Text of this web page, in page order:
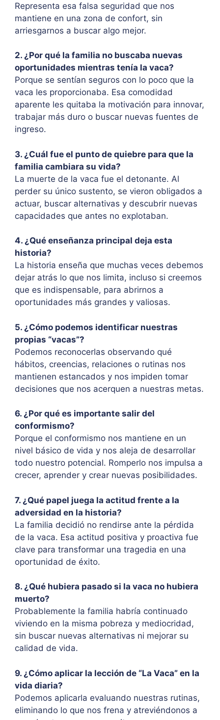
Representa esa falsa seguridad que nos
mantiene en una zona de confort, sin
arriesgarnos a buscar algo mejor.
2. ¿Por qué la familia no buscaba nuevas
oportunidades mientras tenía la vaca?
Porque se sentían seguros con lo poco que la
vaca les proporcionaba. Esa comodidad
aparente les quitaba la motivación para innovar,
trabajar más duro o buscar nuevas fuentes de
ingreso.
3. ¿Cuál fue el punto de quiebre para que la
familia cambiara su vida?
La muerte de la vaca fue el detonante. Al
perder su único sustento, se vieron obligados a
actuar, buscar alternativas y descubrir nuevas
capacidades que antes no explotaban.
4. ¿Qué enseñanza principal deja esta
historia?
La historia enseña que muchas veces debemos
dejar atrás lo que nos limita, incluso si creemos
que es indispensable, para abrirnos a
oportunidades más grandes y valiosas.
5. ¿Cómo podemos identificar nuestras
propias “vacas”?
Podemos reconocerlas observando qué
hábitos, creencias, relaciones o rutinas nos
mantienen estancados y nos impiden tomar
decisiones que nos acerquen a nuestras metas.
6. ¿Por qué es importante salir del
conformismo?
Porque el conformismo nos mantiene en un
nivel básico de vida y nos aleja de desarrollar
todo nuestro potencial. Romperlo nos impulsa a
crecer, aprender y crear nuevas posibilidades.
7. ¿Qué papel juega la actitud frente a la
adversidad en la historia?
La familia decidió no rendirse ante la pérdida
de la vaca. Esa actitud positiva y proactiva fue
clave para transformar una tragedia en una
oportunidad de éxito.
8. ¿Qué hubiera pasado si la vaca no hubiera
muerto?
Probablemente la familia habría continuado
viviendo en la misma pobreza y mediocridad,
sin buscar nuevas alternativas ni mejorar su
calidad de vida.
9. ¿Cómo aplicar la lección de “La Vaca” en la
vida diaria?
Podemos aplicarla evaluando nuestras rutinas,
eliminando lo que nos frena y atreviéndonos a